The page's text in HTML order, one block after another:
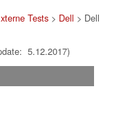
Tests> Dell > Dell
5.12.2017)